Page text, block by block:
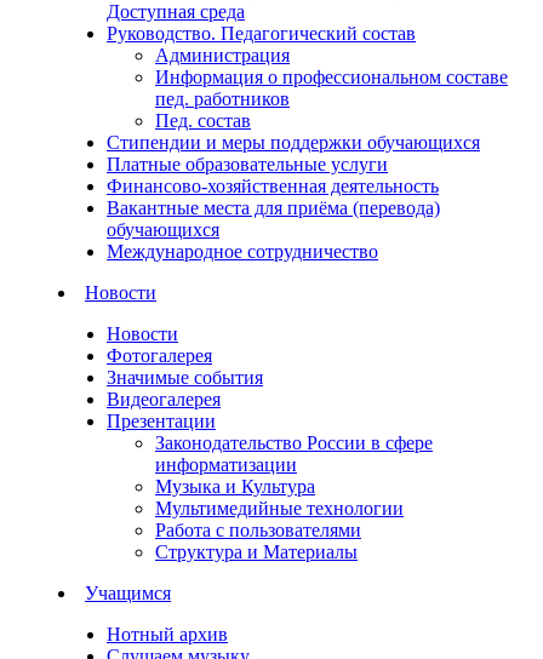
Доступная среда
Руководство. Педагогический состав
Администрация
Информация о профессиональном составе
пед. работников
Пед. состав
Стипендии и меры поддержки обучающихся
Платные образовательные услуги
Финансово-хозяйственная деятельность
Вакантные места для приёма (перевода)
обучающихся
Международное сотрудничество
Новости
Новости
Фотогалерея
Значимые события
Видеогалерея
Презентации
Законодательство России в сфере
информатизации
Музыка и Культура
Мультимедийные технологии
Работа с пользователями
Структура и Материалы
Учащимся
Нотный архив